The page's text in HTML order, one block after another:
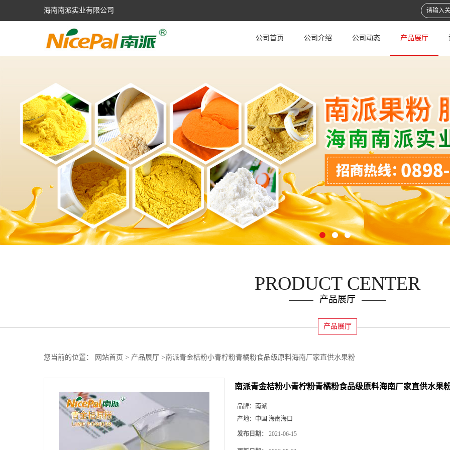
海南南派实业有限公司
公司首页 公司介绍 公司动态 产品展厅
PRODUCT CENTER
产品展厅
产品展厅
您当前的位置： 网站首页 > 产品展厅 >南派青金桔粉小青柠粉青橘粉食品级原料海南厂家直供水果粉
南派青金桔粉小青柠粉青橘粉食品级原料海南厂家直供水果
品牌： 南派
产地： 中国 海南海口
发布日期： 2021-06-15